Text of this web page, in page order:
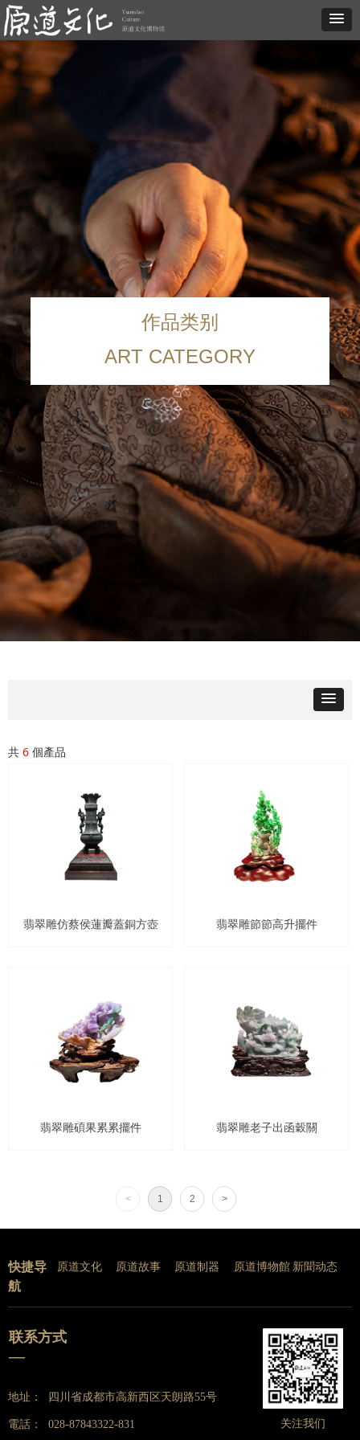
共 6 個產品
翡翠雕仿蔡侯蓮瓣蓋銅方壺 翡翠雕節節高升擺件
翡翠雕碩果累累擺件 翡翠雕老子出函穀關
< 1 2 >
作品类别
ART CATEGORY
快捷导
航
原道文化 原道故事 原道制器 原道博物館 新聞动态
联系方式
—
地址： 四川省成都市高新西区天朗路55号
電話： 028-87843322-831 关注我们